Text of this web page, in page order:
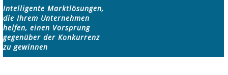
Intelligente Marktlösungen,
die Ihrem Unternehmen
helfen, einen Vorsprung
gegenüber der Konkurrenz
zu gewinnen